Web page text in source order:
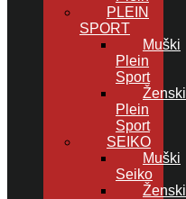
PLEIN
SPORT
Muški
Plein
Sport
Ženski
Plein
Sport
SEIKO
Muški
Seiko
Ženski